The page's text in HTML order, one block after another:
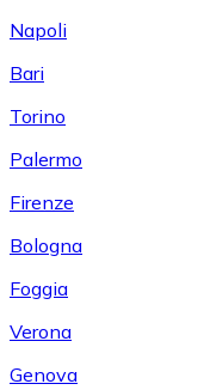
Napoli
Bari
Torino
Palermo
Firenze
Bologna
Foggia
Verona
Genova